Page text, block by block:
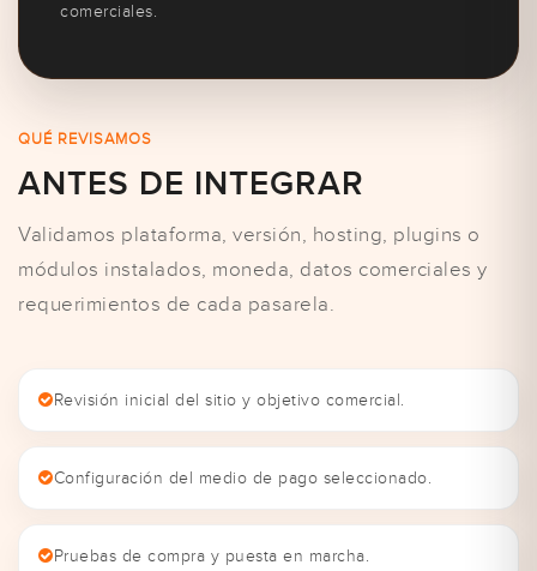
comerciales.
QUÉ REVISAMOS
ANTES DE INTEGRAR
Validamos plataforma, versión, hosting, plugins o
módulos instalados, moneda, datos comerciales y
requerimientos de cada pasarela.
Revisión inicial del sitio y objetivo comercial.
Configuración del medio de pago seleccionado.
Pruebas de compra y puesta en marcha.